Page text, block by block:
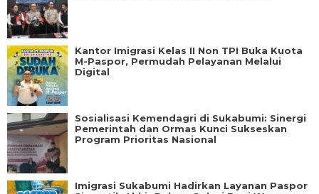
Kantor Imigrasi Kelas II Non TPI Buka Kuota
M-Paspor, Permudah Pelayanan Melalui
Digital
Sosialisasi Kemendagri di Sukabumi: Sinergi
Pemerintah dan Ormas Kunci Sukseskan
Program Prioritas Nasional
Imigrasi Sukabumi Hadirkan Layanan Paspor